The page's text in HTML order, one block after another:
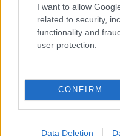
I want to allow
related to security,
functionality and
user protection.
CONFIRM
Data Deletion
πιο έμπειρους
σειρά αυτή και
σασπένς και
αγωνία», αλλά να
σύνδεση, άγχος,